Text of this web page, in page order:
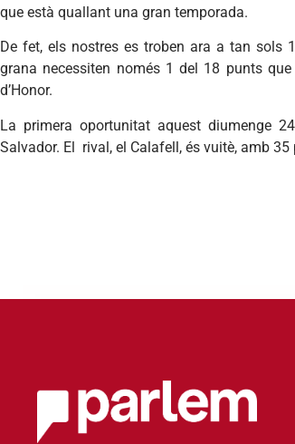
que està quallant una gran temporada.
De fet, els nostres es troben ara a tan sols
grana necessiten només 1 del 18 punts
d’Honor.
La primera oportunitat aquest diumenge
Salvador. El rival, el Calafell, és vuitè, amb